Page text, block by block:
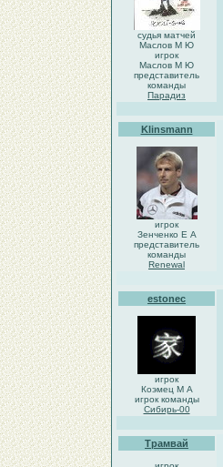
судья матчей
Маслов М Ю
игрок
Маслов М Ю
представитель
команды
Парадиз
Klinsmann
игрок
Зенченко Е А
представитель
команды
Renewal
estonec
игрок
Коэмец М А
игрок команды
Сибирь-00
Трамвай